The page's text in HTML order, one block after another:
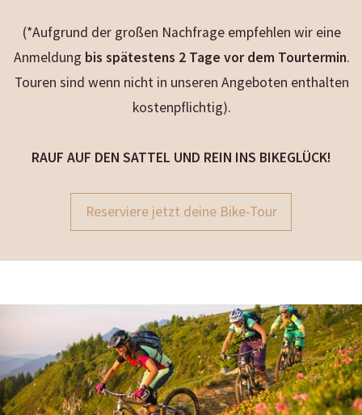
(*Aufgrund der großen Nachfrage empfehlen wir eine
Anmeldung bis spätestens 2 Tage vor dem Tourtermin.
Touren sind wenn nicht in unseren Angeboten enthalten
kostenpflichtig).
RAUF AUF DEN SATTEL UND REIN INS BIKEGLÜCK!
Reserviere jetzt deine Bike-Tour